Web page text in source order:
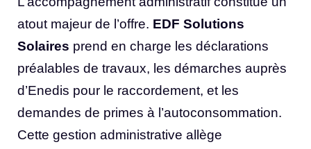
atout majeur de l’offre. EDF Solutions
Solaires prend en charge les déclarations
préalables de travaux, les démarches auprès
d’Enedis pour le raccordement, et les
demandes de primes à l’autoconsommation.
Cette gestion administrative allège